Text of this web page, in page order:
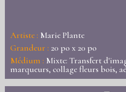
Artiste : Marie Plante
Grandeur : 20 po x 20 po
Médium : Mixte: Transfert
marqueurs, collage fleurs bois,